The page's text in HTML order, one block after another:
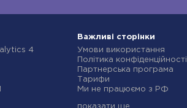
4
Важливі сторінки
Умови використання
Політика конфіденційності
Партнерська програма
Тарифи
Ми не працюємо з РФ
показати ще